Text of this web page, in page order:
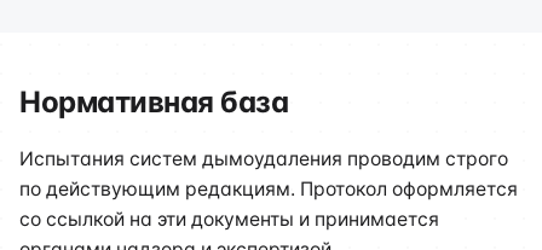
Нормативная база
Испытания систем дымоудаления проводим строго
по действующим редакциям. Протокол оформляется
со ссылкой на эти документы и принимается